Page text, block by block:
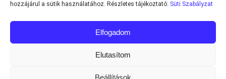
hozzájárul a sütik használatához. Részletes tájékoztató: Süti Szabályzat
Elfogadom
Elutasítom
Beállítások